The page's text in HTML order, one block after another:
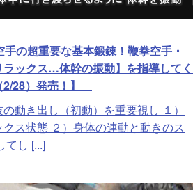
手の超重要な基本鍛錬！鞭拳空手・
ックス…体幹の振動】を指導してく
2/28）発売！】
動き出し（初動）を重要視し １）
ス状態 ２）身体の連動と動きのス
てし [...]